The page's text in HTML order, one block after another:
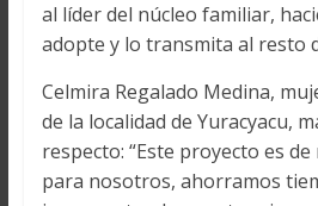
al líder del núcleo familiar,
adopte y lo transmita al resto
Celmira Regalado Medina,
de la localidad de Yuracyacu,
respecto: “Este proyecto es
para nosotros, ahorramos